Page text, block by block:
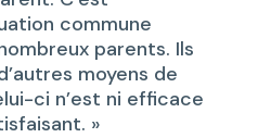
commune
parents. Ils
moyens de
ci n’est ni efficace
»